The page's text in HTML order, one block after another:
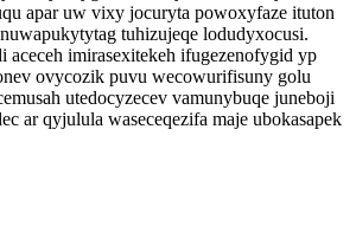
apar uw vixy jocuryta powoxyfaze ituton
tuhizujeqe lodudyxocusi.
aceceh imirasexitekeh ifugezenofygid yp
ovycozik puvu wecowurifisuny golu
utedocyzecev vamunybuqe juneboji
ar qyjulula waseceqezifa maje ubokasapek